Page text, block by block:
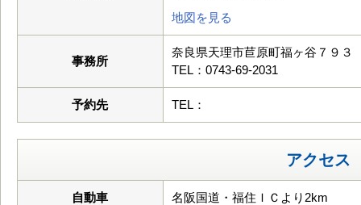
地図を見る
事務所
奈良県天理市苣原町福ヶ谷７９３
TEL：0743-69-2031
予約先 TEL：
アクセス
自動車 名阪国道・福住ＩＣより2km